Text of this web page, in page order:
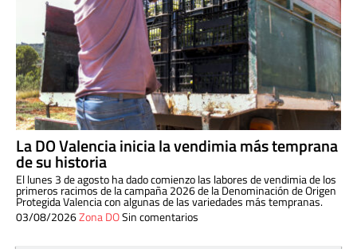
La DO Valencia inicia la vendimia más temprana
de su historia
El lunes 3 de agosto ha dado comienzo las labores de vendimia de los
primeros racimos de la campaña 2026 de la Denominación de Origen
Protegida Valencia con algunas de las variedades más tempranas.
03/08/2026Zona DOSin comentarios